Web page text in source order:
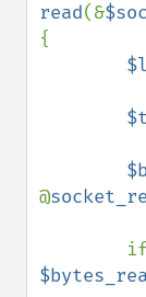
read(&
{
@